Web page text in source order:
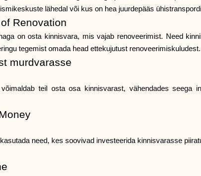
lähedal või kus on hea juurdepääs
Renovation
on osta kinnisvara, mis vajab renoveerimist. Need
tegemist omada head ettekujutust renoveerimiskuludest.
murdvarasse
võimaldab teil osta osa kinnisvarast, vähendades
need, kes soovivad investeerida kinnisvarasse